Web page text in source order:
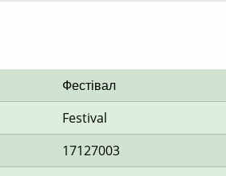
Фестівал
Festival
17127003